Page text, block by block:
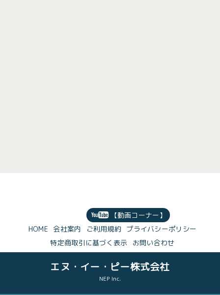
【動画コーナー】
HOME 会社案内 ご利用規約 プライバシーポリシー
特定商取引に基づく表示
お問い合わせ
エヌ・イー・ピー株式会社
NEP Inc.